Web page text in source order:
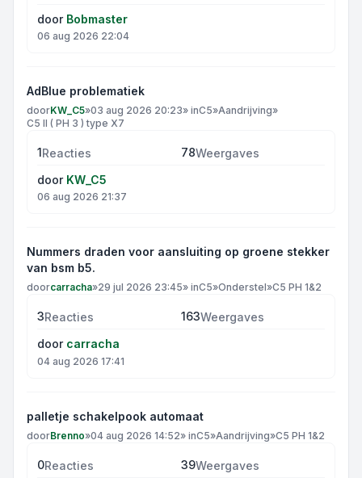
door Bobmaster
06 aug 2026 22:04
AdBlue problematiek
doorKW_C5»03 aug 2026 20:23» inC5»Aandrijving»
C5 II ( PH 3 ) type X7
1Reacties 78Weergaves
door KW_C5
06 aug 2026 21:37
Nummers draden voor aansluiting op groene stekker
van bsm b5.
doorcarracha»29 jul 2026 23:45» inC5»Onderstel»C5 PH 1&2
3Reacties 163Weergaves
door carracha
04 aug 2026 17:41
palletje schakelpook automaat
doorBrenno»04 aug 2026 14:52» inC5»Aandrijving»C5 PH 1&2
0Reacties 39Weergaves